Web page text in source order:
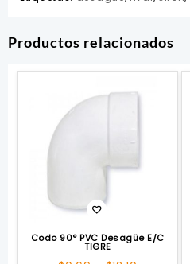
Productos relacionados
Codo 90° PVC Desagüe E/C
TIGRE